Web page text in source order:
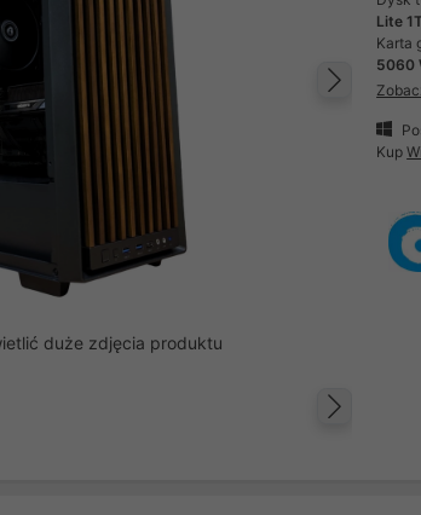
duże zdjęcia produktu
Lite
Karta
5060
Kup